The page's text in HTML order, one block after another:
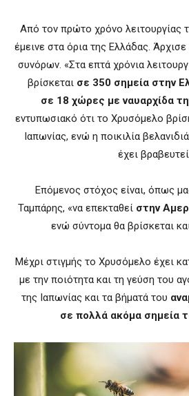
Από τον πρώτο χρόνο λειτουργίας
έμεινε στα όρια της Ελλάδας. Άρχισε
συνόρων. «Στα επτά χρόνια
βρίσκεται σε 350 σημεία στην
σε 18 χώρες με ναυαρχίδα
εντυπωσιακό ότι το Χρυσόμελο
Ιαπωνίας, ενώ η ποικιλία
έχει
Επόμενος στόχος είναι, όπως
Ταμπάρης, «να επεκταθεί στην
ενώ σύντομα θα βρίσκεται
Μέχρι στιγμής το Χρυσόμελο έχει
με την ποιότητα και τη γεύση του
της Ιαπωνίας και τα βήματά του
σε πολλά ακόμα σημεία